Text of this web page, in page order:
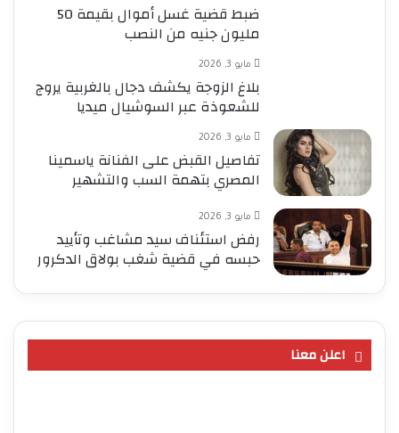
ضبط قضية غسل أموال بقيمة 50
مليون جنيه من النصب
مايو 3, 2026
بلاغ الزوجة يكشف دجال بالغربية يروج
للشعوذة عبر السوشيال ميديا
مايو 3, 2026
تفاصيل القبض على الفنانة ياسمينا
المصري بتهمة السب والتشهير
مايو 3, 2026
رفض استئناف سيد مشاغب وتأييد
حبسه في قضية شغب بولاق الدكرور
اعلن معنا